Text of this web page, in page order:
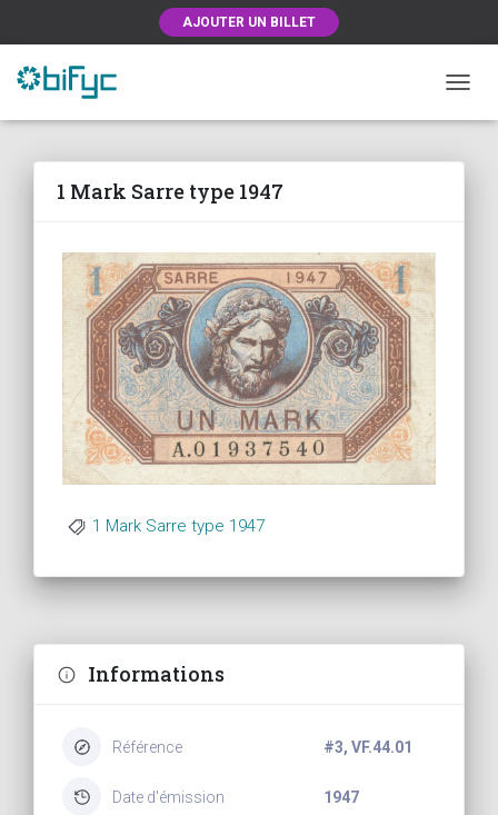
AJOUTER UN BILLET
1 Mark Sarre type 1947
1 Mark Sarre type 1947
Informations
Référence #3, VF.44.01
Date d'émission 1947